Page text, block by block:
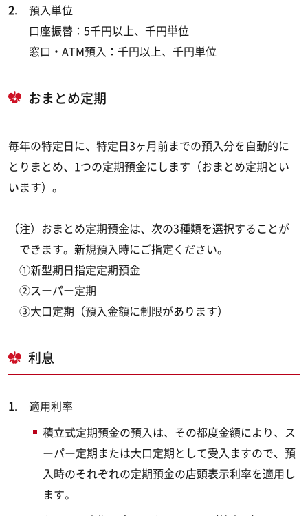
預入単位
口座振替：5千円以上、千円単位
窓口・ATM預入：千円以上、千円単位
おまとめ定期
毎年の特定日に、特定日3ヶ月前までの預入分を自動的に
とりまとめ、1つの定期預金にします（おまとめ定期とい
います）。
（注）おまとめ定期預金は、次の3種類を選択することが
できます。新規預入時にご指定ください。
①新型期日指定定期預金
②スーパー定期
③大口定期（預入金額に制限があります）
利息
適用利率
積立式定期預金の預入は、その都度金額により、ス
ーパー定期または大口定期として受入ますので、預
入時のそれぞれの定期預金の店頭表示利率を適用し
ます。